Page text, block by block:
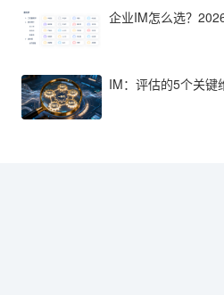
企业IM怎么选？